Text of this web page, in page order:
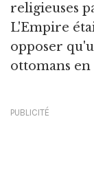
religieuses
L'Empire
opposer
ottomans en
PUBLICITÉ